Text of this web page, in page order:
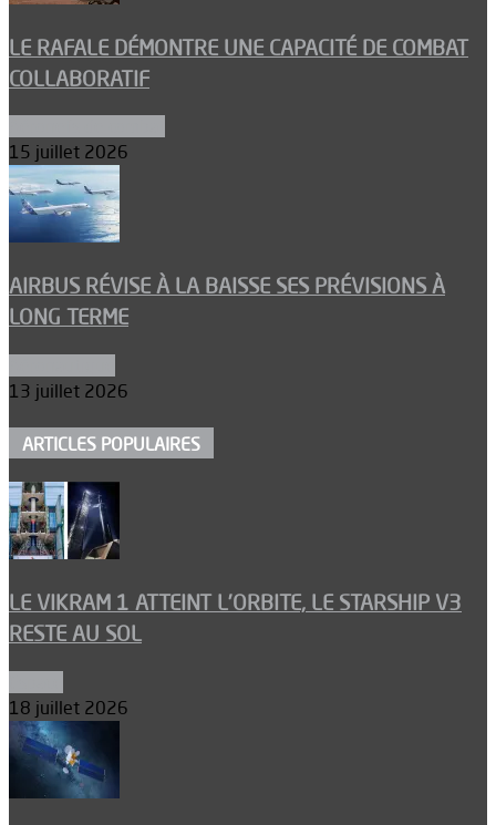
LE RAFALE DÉMONTRE UNE CAPACITÉ DE COMBAT
COLLABORATIF
15 juillet 2026
AIRBUS RÉVISE À LA BAISSE SES PRÉVISIONS À
LONG TERME
13 juillet 2026
ARTICLES POPULAIRES
LE VIKRAM 1 ATTEINT L’ORBITE, LE STARSHIP V3
RESTE AU SOL
18 juillet 2026